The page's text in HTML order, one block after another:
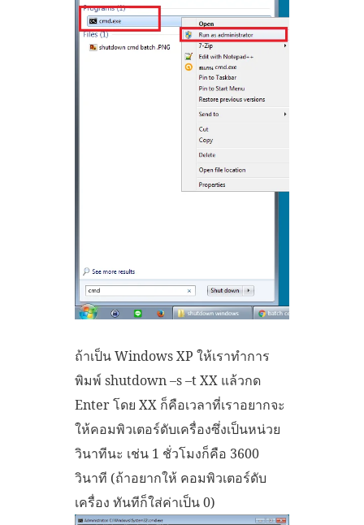
ถ้าเป็น Windows XP ให้เราทำการ
พิมพ์ shutdown –s –t XX แล้วกด
Enter โดย XX ก็คือเวลาที่เราอยากจะ
ให้คอมพิวเตอร์ดับเครื่องซึ่งเป็นหน่วย
วินาทีนะ เช่น 1 ชั่วโมงก็คือ 3600
วินาที (ถ้าอยากให้ คอมพิวเตอร์ดับ
เครื่อง ทันทีก็ใส่ค่าเป็น 0)